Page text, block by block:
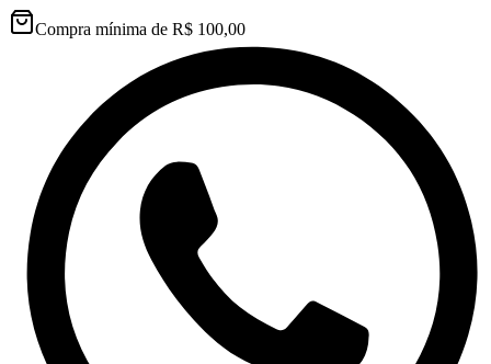
Compra mínima de R$ 100,00